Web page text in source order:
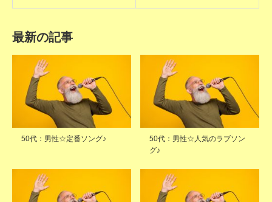
最新の記事
50代：男性☆定番ソング♪
50代：男性☆人気のラブソン
グ♪